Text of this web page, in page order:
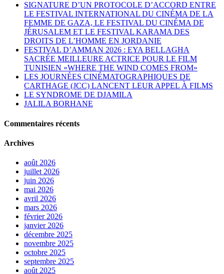
SIGNATURE D’UN PROTOCOLE D’ACCORD ENTRE
LE FESTIVAL INTERNATIONAL DU CINÉMA DE LA
FEMME DE GAZA, LE FESTIVAL DU CINÉMA DE
JÉRUSALEM ET LE FESTIVAL KARAMA DES
DROITS DE L’HOMME EN JORDANIE
FESTIVAL D’AMMAN 2026 : EYA BELLAGHA
SACRÉE MEILLEURE ACTRICE POUR LE FILM
TUNISIEN «WHERE THE WIND COMES FROM»
LES JOURNÉES CINÉMATOGRAPHIQUES DE
CARTHAGE (JCC) LANCENT LEUR APPEL À FILMS
LE SYNDROME DE DJAMILA
JALILA BORHANE
Commentaires récents
Archives
août 2026
juillet 2026
juin 2026
mai 2026
avril 2026
mars 2026
février 2026
janvier 2026
décembre 2025
novembre 2025
octobre 2025
septembre 2025
août 2025